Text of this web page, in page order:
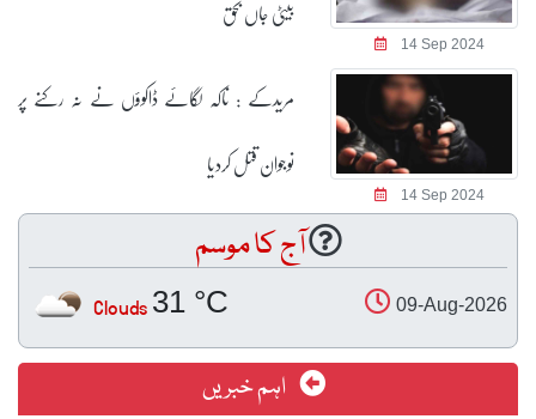
14 Sep 2024
بیٹی جاں بحق
14 Sep 2024
مریدکے : ناکہ لگائے ڈاکوؤں نے نہ رکنے پر
نوجوان قتل کردیا
آج کا موسم
09-Aug-2026
31 °C
Clouds
اہم خبریں